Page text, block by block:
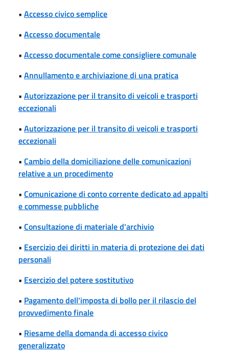
• Accesso civico semplice
• Accesso documentale
• Accesso documentale come consigliere comunale
• Annullamento e archiviazione di una pratica
• Autorizzazione per il transito di veicoli e trasporti
eccezionali
• Autorizzazione per il transito di veicoli e trasporti
eccezionali
• Cambio della domiciliazione delle comunicazioni
relative a un procedimento
• Comunicazione di conto corrente dedicato ad appalti
e commesse pubbliche
• Consultazione di materiale d'archivio
• Esercizio dei diritti in materia di protezione dei dati
personali
• Esercizio del potere sostitutivo
• Pagamento dell'imposta di bollo per il rilascio del
provvedimento finale
• Riesame della domanda di accesso civico
generalizzato